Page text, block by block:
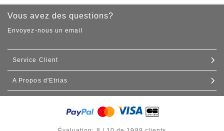
Vous avez des questions?
Envoyez-nous un email
Service Client
Contact
A Propos d'Etrias